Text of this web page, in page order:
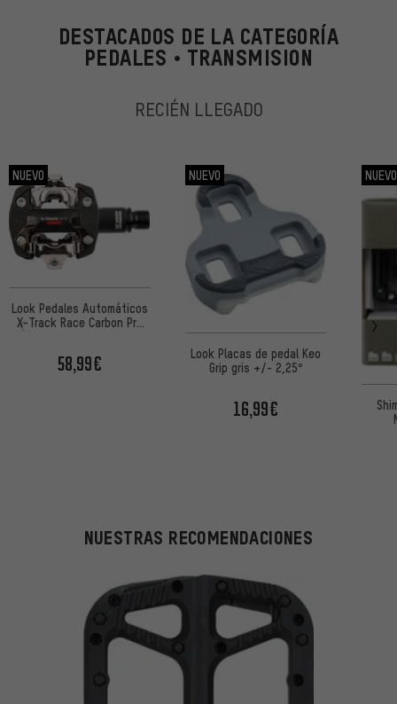
DESTACADOS DE LA CATEGORÍA
PEDALES • TRANSMISION
RECIÉN LLEGADO
NUEVO
Look Pedales Automáticos
X-Track Race Carbon Pro
58,99€
NUEVO
Look Placas de pedal Keo
Grip gris +/- 2,25°
16,99€
NUEVO
NUESTRAS RECOMENDACIONES